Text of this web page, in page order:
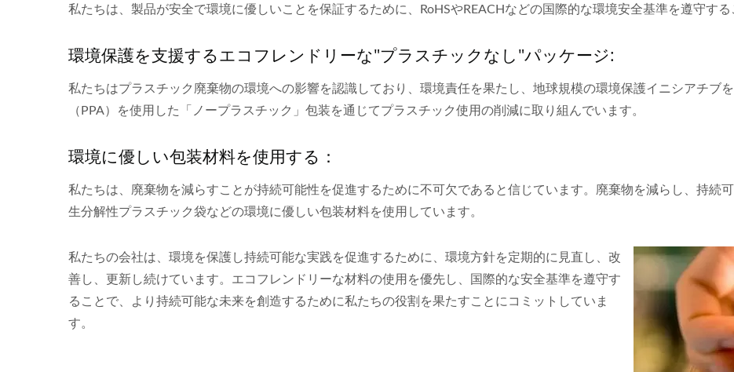
私たちは、製品が安全で環境に優しいことを保証するために、RoHSやREACHなどの国際的な環境安全基準を遵守する
環境保護を支援するエコフレンドリーな"プラスチックなし"パッケージ:
私たちはプラスチック廃棄物の環境への影響を認識しており、環境責任を果たし、地球規模の環境保護イニシアチブ
（PPA）を使用した「ノープラスチック」包装を通じてプラスチック使用の削減に取り組んでいます。
環境に優しい包装材料を使用する：
私たちは、廃棄物を減らすことが持続可能性を促進するために不可欠であると信じています。廃棄物を減らし、持続
生分解性プラスチック袋などの環境に優しい包装材料を使用しています。
私たちの会社は、環境を保護し持続可能な実践を促進するために、環境方針を定期的に見直し、改
善し、更新し続けています。エコフレンドリーな材料の使用を優先し、国際的な安全基準を遵守す
ることで、より持続可能な未来を創造するために私たちの役割を果たすことにコミットしていま
す。